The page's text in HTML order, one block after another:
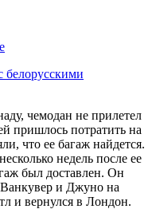
белорусскими
чемодан не прилетел
пришлось потратить на
что ее багаж найдется.
недель после ее
был доставлен. Он
и Джуно на
и вернулся в Лондон.